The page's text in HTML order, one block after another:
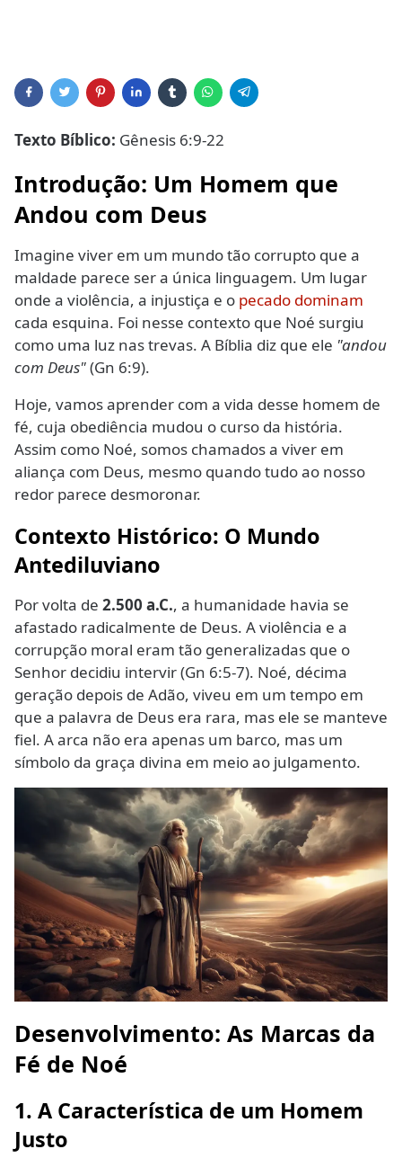
Texto Bíblico: Gênesis 6:9-22
Introdução: Um Homem que
Andou com Deus
Imagine viver em um mundo tão corrupto que a
maldade parece ser a única linguagem. Um lugar
onde a violência, a injustiça e o pecado dominam
cada esquina. Foi nesse contexto que Noé surgiu
como uma luz nas trevas. A Bíblia diz que ele "andou
com Deus"(Gn 6:9).
Hoje, vamos aprender com a vida desse homem de
fé, cuja obediência mudou o curso da história.
Assim como Noé, somos chamados a viver em
aliança com Deus, mesmo quando tudo ao nosso
redor parece desmoronar.
Contexto Histórico: O Mundo
Antediluviano
Por volta de 2.500 a.C., a humanidade havia se
afastado radicalmente de Deus. A violência e a
corrupção moral eram tão generalizadas que o
Senhor decidiu intervir (Gn 6:5-7). Noé, décima
geração depois de Adão, viveu em um tempo em
que a palavra de Deus era rara, mas ele se manteve
fiel. A arca não era apenas um barco, mas um
símbolo da graça divina em meio ao julgamento.
Desenvolvimento: As Marcas da
Fé de Noé
1. A Característica de um Homem
Justo